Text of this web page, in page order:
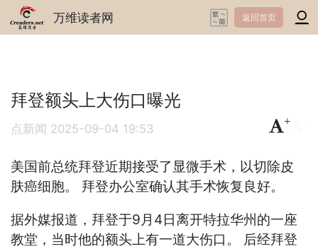
万维读者网 返回首页
拜登额头上大伤口曝光
点新闻 2025-09-04 19:53
+
美国前总统拜登近期接受了显微手术，以切除皮
肤癌细胞。 拜登办公室确认其手术恢复良好。
据外媒报道，拜登于9月4日离开特拉华州的一座
教堂，当时他的额头上有一道大伤口。 后经拜登